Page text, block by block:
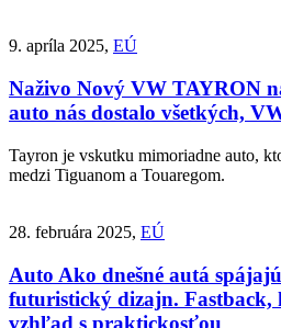
9. apríla 2025, EÚ
Naživo Nový VW TAYRON
auto nás dostalo všetkých,
Tayron je vskutku mimoriadne auto,
medzi Tiguanom a Touaregom.
28. februára 2025, EÚ
Auto Ako dnešné autá
futuristický dizajn. Fastback,
vzhľad s praktickosťou